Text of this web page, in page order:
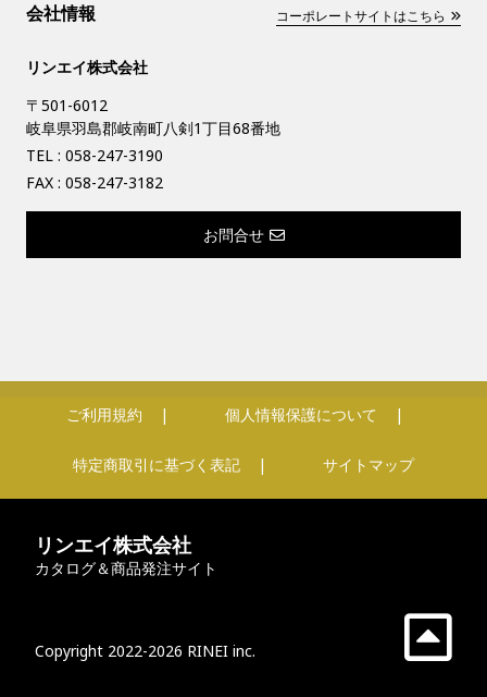
会社情報 コーポレートサイトはこちら
リンエイ株式会社
〒501-6012
岐阜県羽島郡岐南町八剣1丁目68番地
TEL : 058-247-3190
FAX : 058-247-3182
お問合せ
ご利用規約 個人情報保護について
特定商取引に基づく表記 サイトマップ
リンエイ株式会社
カタログ＆商品発注サイト
Copyright 2022-2026 RINEI inc.